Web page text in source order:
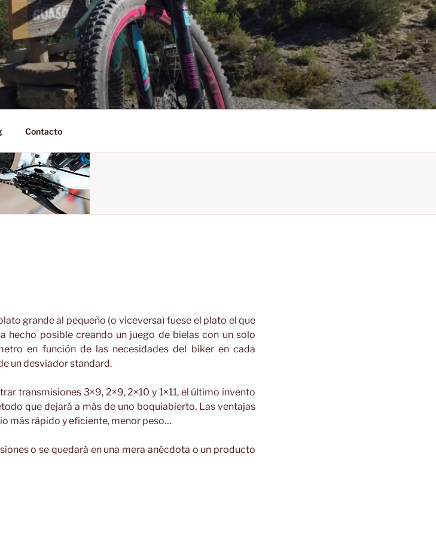
Contacto
grande al pequeño (o viceversa) fuese el plato el que
hecho posible creando un juego de bielas con un solo
en función de las necesidades del biker en cada
un desviador standard.
transmisiones 3×9, 2×9, 2×10 y 1×11, el último invento
que dejará a más de uno boquiabierto. Las ventajas
más rápido y eficiente, menor peso…
o se quedará en una mera anécdota o un producto